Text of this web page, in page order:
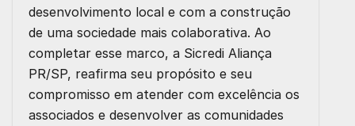
desenvolvimento local e com a construção
de uma sociedade mais colaborativa. Ao
completar esse marco, a Sicredi Aliança
PR/SP, reafirma seu propósito e seu
compromisso em atender com excelência os
associados e desenvolver as comunidades